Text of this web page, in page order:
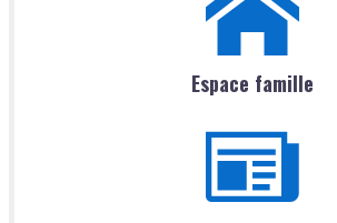
Espace famille